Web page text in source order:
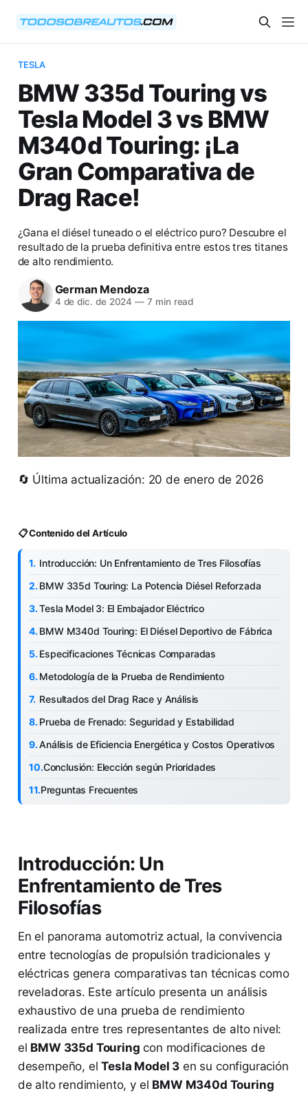
TESLA
BMW 335d Touring vs
Tesla Model 3 vs BMW
M340d Touring: ¡La
Gran Comparativa de
Drag Race!
¿Gana el diésel tuneado o el eléctrico puro? Descubre el
resultado de la prueba definitiva entre estos tres titanes
de alto rendimiento.
German Mendoza
4 de dic. de 2024 — 7 min read
🔄 Última actualización: 20 de enero de 2026
📋 Contenido del Artículo
Introducción: Un Enfrentamiento de Tres Filosofías
BMW 335d Touring: La Potencia Diésel Reforzada
Tesla Model 3: El Embajador Eléctrico
BMW M340d Touring: El Diésel Deportivo de Fábrica
Especificaciones Técnicas Comparadas
Metodología de la Prueba de Rendimiento
Resultados del Drag Race y Análisis
Prueba de Frenado: Seguridad y Estabilidad
Análisis de Eficiencia Energética y Costos Operativos
Conclusión: Elección según Prioridades
Preguntas Frecuentes
Introducción: Un
Enfrentamiento de Tres
Filosofías
En el panorama automotriz actual, la convivencia
entre tecnologías de propulsión tradicionales y
eléctricas genera comparativas tan técnicas como
reveladoras. Este artículo presenta un análisis
exhaustivo de una prueba de rendimiento
realizada entre tres representantes de alto nivel:
el BMW 335d Touring con modificaciones de
desempeño, elTesla Model 3 en su configuración
de alto rendimiento, y el BMW M340d Touring